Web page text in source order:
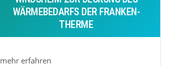
WÄRMEBEDARFS DER FRANKEN-
THERME
mehr erfahren